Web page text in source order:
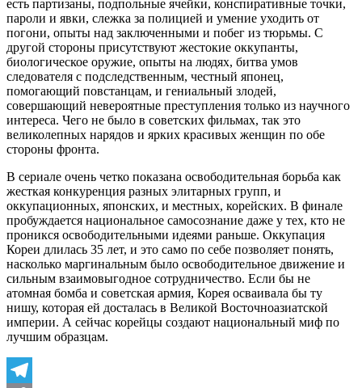
есть партизаны, подпольные ячейки, конспиративные точки,
пароли и явки, слежка за полицией и умение уходить от
погони, опыты над заключенными и побег из тюрьмы. С
другой стороны присутствуют жестокие оккупанты,
биологическое оружие, опыты на людях, битва умов
следователя с подследственным, честный японец,
помогающий повстанцам, и гениальный злодей,
совершающий невероятные преступления только из научного
интереса. Чего не было в советских фильмах, так это
великолепных нарядов и ярких красивых женщин по обе
стороны фронта.
В сериале очень четко показана освободительная борьба как
жесткая конкуренция разных элитарных групп, и
оккупационных, японских, и местных, корейских. В финале
пробуждается национальное самосознание даже у тех, кто не
проникся освободительными идеями раньше. Оккупация
Кореи длилась 35 лет, и это само по себе позволяет понять,
насколько маргинальным было освободительное движение и
сильным взаимовыгодное сотрудничество. Если бы не
атомная бомба и советская армия, Корея осваивала бы ту
нишу, которая ей досталась в Великой Восточноазиатской
империи. А сейчас корейцы создают национальный миф по
лучшим образцам.